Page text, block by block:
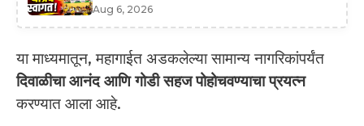
Aug 6, 2026
या माध्यमातून, महागाईत अडकलेल्या सामान्य नागरिकांपर्यंत
दिवाळीचा आनंद आणि गोडी सहज पोहोचवण्याचा प्रयत्न
करण्यात आला आहे.